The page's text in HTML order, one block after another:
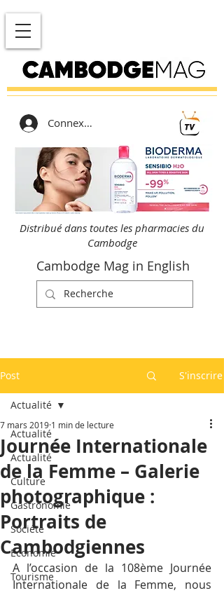
Connexion
Distribué dans toutes les pharmacies du
Cambodge
Cambodge Mag in English
Post S'inscrire
Actualité
Actualité
Culture
Gastronomie
Société
Economie
Tourisme
Actualité
Journée Internationale
de la Femme – Galerie
photographique :
Portraits de
Cambodgiennes
7 mars 2019 1 min de lecture
A l’occasion de la 108ème Journée
Internationale de la Femme, nous